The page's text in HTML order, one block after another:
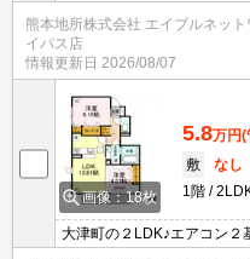
熊本地所株式会社 エイブルネッ
イパス店
情報更新日 2026/08/07
画像：18枚
5.8万円(
敷
なし
1階
大津町の２LDK♪エアコン